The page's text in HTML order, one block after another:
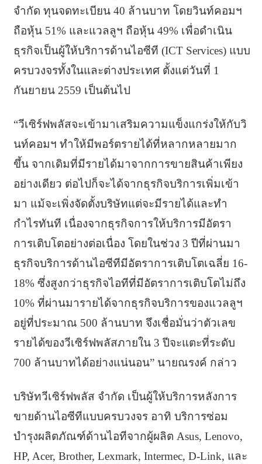
จำกัด ทุนจดทะเบียน 40 ล้านบาท โดยวินท์คอมฯ
ถือหุ้น 51% และแวลลูฯ ถือหุ้น 49% เพื่อดำเนิน
ธุรกิจเป็นผู้ให้บริการด้านไอซีที (ICT Services) แบบ
ครบวงจรทั้งในและต่างประเทศ ตั้งแต่วันที่ 1
กันยายน 2559 เป็นต้นไป
“วีเซิร์ฟพลัสจะเข้ามาเสริมความแข็งแกร่งให้กับวิ
นท์คอมฯ ทำให้มีพอร์ตรายได้ที่หลากหลายมาก
ขึ้น จากเดิมที่มีรายได้มาจากการขายสินค้าเพียง
อย่างเดียว ต่อไปก็จะได้จากธุรกิจบริการเพิ่มเข้า
มา แม้จะเพิ่งจัดตั้งบริษัทแต่จะมีรายได้และทำ
กำไรทันที เนื่องจากธุรกิจการให้บริการมีอัตรา
การเติบโตอย่างต่อเนื่อง โดยในช่วง 3 ปีที่ผ่านมา
ธุรกิจบริการด้านไอซีทีมีอัตราการเติบโตเฉลี่ย 16-
18% ซึ่งสูงกว่าธุรกิจไอทีที่มีอัตราการเติบโตไม่ถึง
10% ที่ผ่านมารายได้จากธุรกิจบริการของแวลลูฯ
อยู่ที่ประมาณ 500 ล้านบาท จึงเชื่อมั่นว่าตัวเลข
รายได้ของวีเซิร์ฟพลัสภายใน 3 ปีจะแตะที่ระดับ
700 ล้านบาทได้อย่างแน่นอน” นายณรงค์ กล่าว
บริษัทวีเซิร์ฟพลัส จำกัด เป็นผู้ให้บริการหลังการ
ขายด้านไอซีทีแบบครบวงจร อาทิ บริการซ่อม
บำรุงผลิตภัณฑ์ด้านไอทีจากผู้ผลิต Asus, Lenovo,
HP, Acer, Brother, Lexmark, Intermec, D-Link, และ